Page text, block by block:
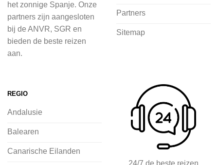
Bij 2Spanje.nl begint de voorpret al
voordat je het vliegtuig instapt, door
inspiratie op te doen over dit zonnige
vliegvakantie zoeken en boeken bij
2Spanje.nl, met een team dat altijd
klaarstaat om eventuele vragen te
beantwoorden en ervoor te zorgen dat
jij met een gerust hart op vakantie kunt
het zonnige Spanje. Onze
partners zijn aangesloten
bij de ANVR, SGR en
bieden de beste reizen
aan.
Partners
Sitemap
REGIO
Andalusie
Balearen
Canarische Eilanden
24/7 de beste reizen